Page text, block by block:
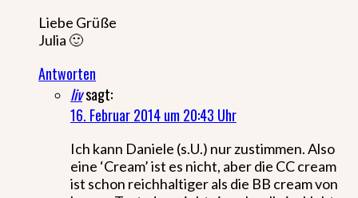
Liebe Grüße
Julia 🙂
Antworten
livsagt:
16. Februar 2014 um 20:43 Uhr
Ich kann Daniele (s.U.) nur zustimmen. Also
eine ‘Cream’ ist es nicht, aber die CC cream
ist schon reichhaltiger als die BB cream von